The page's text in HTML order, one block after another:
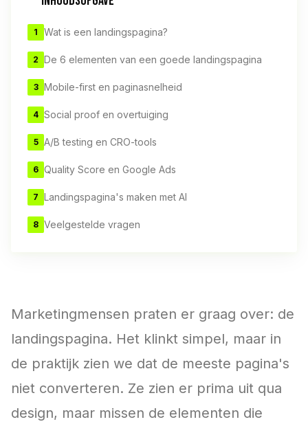
1 Wat is een landingspagina?
2 De 6 elementen van een goede landingspagina
3 Mobile-first en paginasnelheid
4 Social proof en overtuiging
5 A/B testing en CRO-tools
6 Quality Score en Google Ads
7 Landingspagina's maken met AI
8 Veelgestelde vragen
Marketingmensen praten er graag over: de
landingspagina. Het klinkt simpel, maar in
de praktijk zien we dat de meeste pagina's
niet converteren. Ze zien er prima uit qua
design, maar missen de elementen die